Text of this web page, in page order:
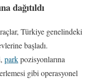
dağıtıldı
Türkiye genelindeki
başladı.
parkpozisyonlarına
gibi operasyonel